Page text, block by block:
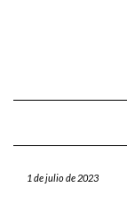
1 de julio de 2023